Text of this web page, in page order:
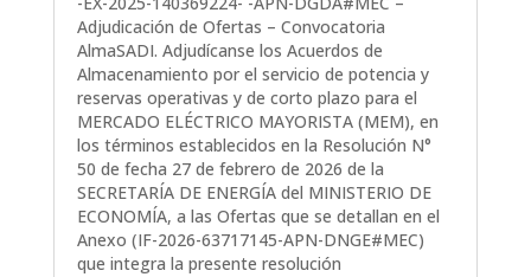
Adjudicación de Ofertas – Convocatoria
AlmaSADI. Adjudícanse los Acuerdos de
Almacenamiento por el servicio de potencia y
reservas operativas y de corto plazo para el
MERCADO ELÉCTRICO MAYORISTA (MEM), en
los términos establecidos en la Resolución N°
50 de fecha 27 de febrero de 2026 de la
SECRETARÍA DE ENERGÍA del MINISTERIO DE
ECONOMÍA, a las Ofertas que se detallan en el
Anexo (IF-2026-63717145-APN-DNGE#MEC)
que integra la presente resolución